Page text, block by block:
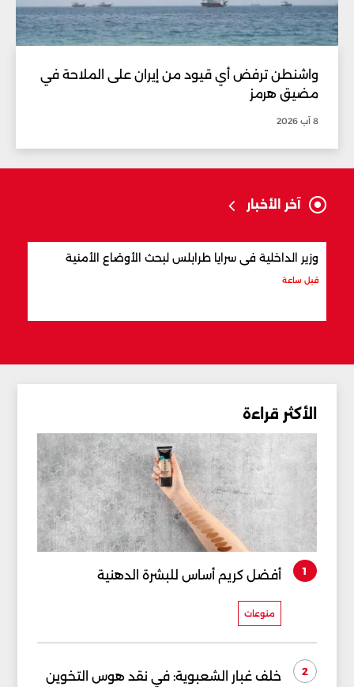
واشنطن ترفض أي قيود من إيران على الملاحة في
مضيق هرمز
8 آب 2026
آخر الأخبار
وزير الداخلية في سرايا طرابلس لبحث الأوضاع الأمنية
قبل ساعة
الأكثر قراءة
1 أفضل كريم أساس للبشرة الدهنية
منوعات
2 خلف غبار الشعبوية: في نقد هوس التخوين